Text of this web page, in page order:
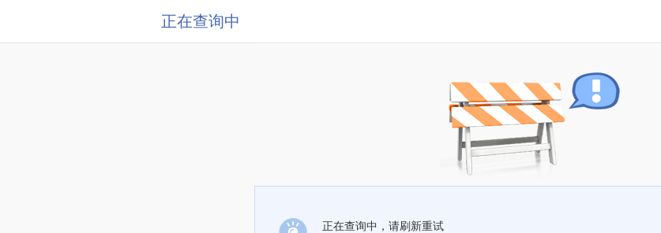
正在查询中
正在查询中，请刷新重试